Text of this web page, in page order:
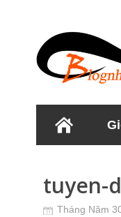
tuyen-
Tháng Năm